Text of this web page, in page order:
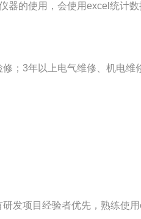
的使用，会使用excel统计数
；3年以上电气维修、机电维
发项目经验者优先，熟练使